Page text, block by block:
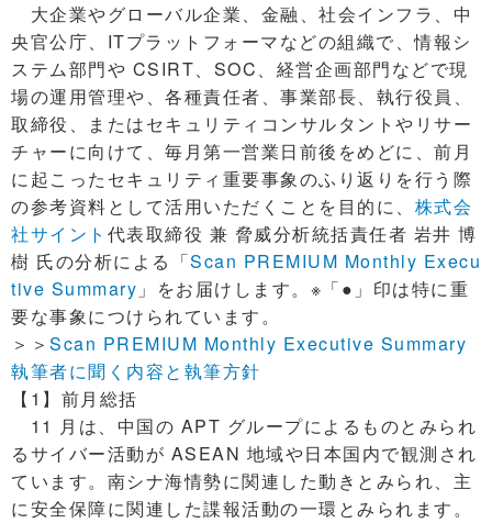
大企業やグローバル企業、金融、社会インフラ、中
央官公庁、ITプラットフォーマなどの組織で、情報シ
ステム部門や CSIRT、SOC、経営企画部門などで現
場の運用管理や、各種責任者、事業部長、執行役員、
取締役、またはセキュリティコンサルタントやリサー
チャーに向けて、毎月第一営業日前後をめどに、前月
に起こったセキュリティ重要事象のふり返りを行う際
の参考資料として活用いただくことを目的に、 株式会
社サイント 代表取締役 兼 脅威分析統括責任者 岩井 博
樹 氏の分析による「Scan PREMIUM Monthly Execu
tive Summary 」をお届けします。※「●」印は特に重
要な事象につけられています。
＞＞ Scan PREMIUM Monthly Executive Summary
執筆者に聞く内容と執筆方針
【1】前月総括
11 月は、中国の APT グループによるものとみられ
るサイバー活動が ASEAN 地域や日本国内で観測され
ています。南シナ海情勢に関連した動きとみられ、主
に安全保障に関連した諜報活動の一環とみられます。